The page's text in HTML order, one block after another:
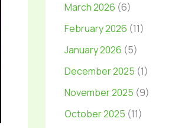
March 2026 (6)
February 2026 (11)
January 2026 (5)
December 2025 (1)
November 2025 (9)
October 2025 (11)